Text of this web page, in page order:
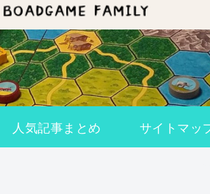
人気記事まとめ サイトマッ